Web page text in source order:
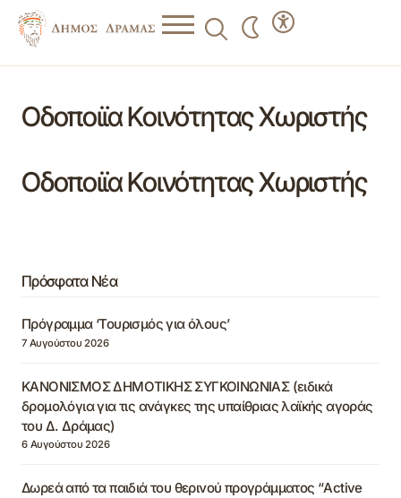
Οδοποιϊα Κοινότητας Χωριστής
Οδοποιϊα Κοινότητας Χωριστής
Πρόσφατα Νέα
Πρόγραμμα ‘Τουρισμός για όλους’
7 Αυγούστου 2026
ΚΑΝΟΝΙΣΜΟΣ ΔΗΜΟΤΙΚΗΣ ΣΥΓΚΟΙΝΩΝΙΑΣ (ειδικά
δρομολόγια για τις ανάγκες της υπαίθριας λαϊκής αγοράς
του Δ. Δράμας)
6 Αυγούστου 2026
Δωρεά από τα παιδιά του θερινού προγράμματος “Active